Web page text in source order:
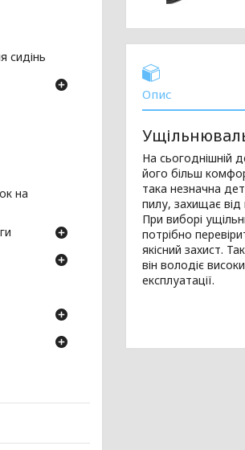
Опис
На сьогоднішній
його більш
така незначна
пилу, захищає від
При виборі
потрібно
якісний захист.
він володіє
експлуатації.
сидінь
на